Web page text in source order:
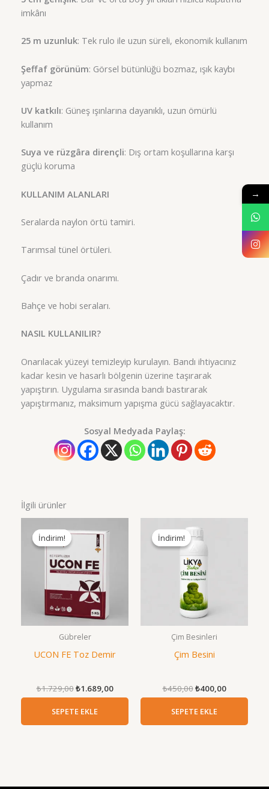
imkânı
25 m uzunluk: Tek rulo ile uzun süreli, ekonomik kullanım
Şeffaf görünüm: Görsel bütünlüğü bozmaz, ışık kaybı
yapmaz
UV katkılı: Güneş ışınlarına dayanıklı, uzun ömürlü
kullanım
Suya ve rüzgâra dirençli: Dış ortam koşullarına karşı
güçlü koruma
KULLANIM ALANLARI
Seralarda naylon örtü tamiri.
Tarımsal tünel örtüleri.
Çadır ve branda onarımı.
Bahçe ve hobi seraları.
NASIL KULLANILIR?
Onarılacak yüzeyi temizleyip kurulayın. Bandı ihtiyacınız
kadar kesin ve hasarlı bölgenin üzerine taşırarak
yapıştırın. Uygulama sırasında bandı bastırarak
yapıştırmanız, maksimum yapışma gücü sağlayacaktır.
Sosyal Medyada Paylaş:
İlgili ürünler
İndirim!
İndirim!
Gübreler
UCON FE Toz Demir
₺1.729,00Orijinal
fiyat:
₺1.729,00.
₺1.689,00Şu
andaki
SEPETE EKLE
İndirim!
İndirim!
Çim Besinleri
Çim Besini
₺450,00Orijinal
fiyat:
₺450,00.
₺400,00Şu
andaki
SEPETE EKLE
→